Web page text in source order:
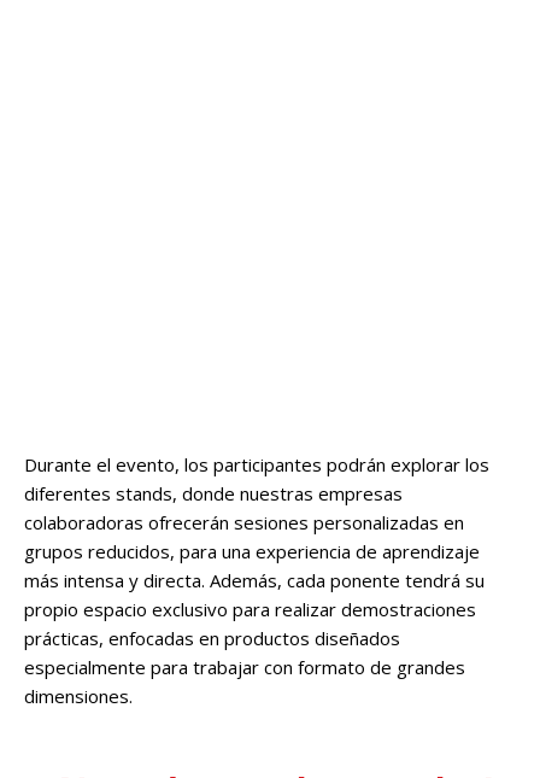
Durante el evento, los participantes podrán explorar los
diferentes stands, donde nuestras empresas
colaboradoras ofrecerán sesiones personalizadas en
grupos reducidos, para una experiencia de aprendizaje
más intensa y directa. Además, cada ponente tendrá su
propio espacio exclusivo para realizar demostraciones
prácticas, enfocadas en productos diseñados
especialmente para trabajar con formato de grandes
dimensiones.